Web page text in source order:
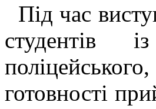
Під час
студентів
готовності